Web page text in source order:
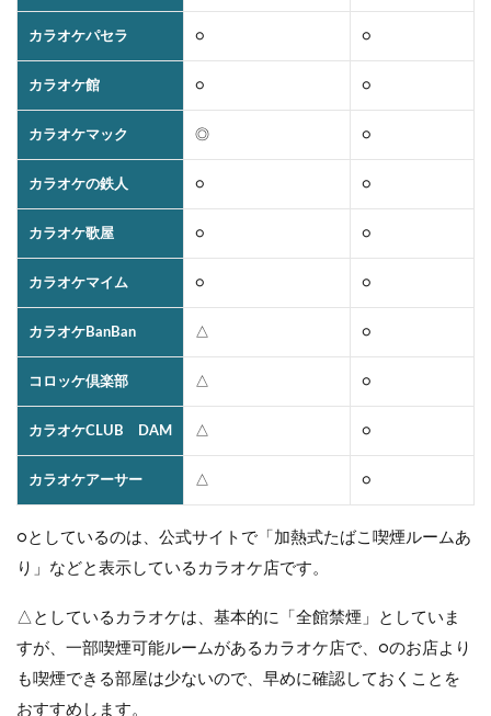
カラオケパセラ ○ ○
カラオケ館 ○ ○
カラオケマック ◎ ○
カラオケの鉄人 ○ ○
カラオケ歌屋 ○ ○
カラオケマイム ○ ○
カラオケBanBan △ ○
コロッケ倶楽部 △ ○
カラオケCLUB DAM △ ○
カラオケアーサー △ ○
○としているのは、公式サイトで「加熱式たばこ喫煙ルームあ
り」などと表示しているカラオケ店です。
△としているカラオケは、基本的に「全館禁煙」としていま
すが、一部喫煙可能ルームがあるカラオケ店で、○のお店より
も喫煙できる部屋は少ないので、早めに確認しておくことを
おすすめします。